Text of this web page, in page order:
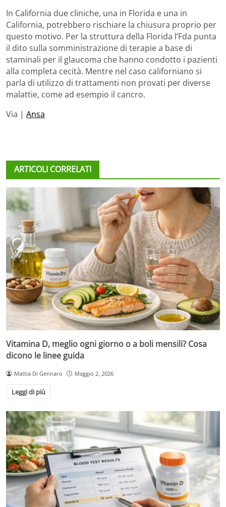
In California due cliniche, una in Florida e una in
California, potrebbero rischiare la chiusura proprio per
questo motivo. Per la struttura della Florida l’Fda punta
il dito sulla somministrazione di terapie a base di
staminali per il glaucoma che hanno condotto i pazienti
alla completa cecità. Mentre nel caso californiano si
parla di utilizzo di trattamenti non provati per diverse
malattie, come ad esempio il cancro.
Via | Ansa
ARTICOLI CORRELATI
Vitamina D, meglio ogni giorno o a boli mensili? Cosa
dicono le linee guida
Mattia Di Gennaro Maggio 2, 2026
Leggi di più